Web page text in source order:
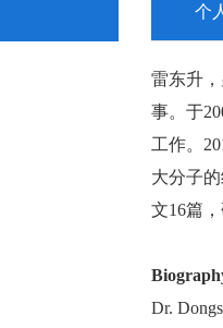
个
雷东升
事。于
工作。
大分子的
文16篇
Dr.